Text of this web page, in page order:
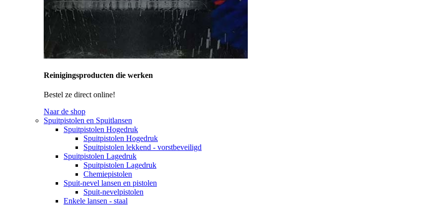
Reinigingsproducten die werken
Bestel ze direct online!
Naar de shop
Spuitpistolen en Spuitlansen
Spuitpistolen Hogedruk
Spuitpistolen Hogedruk
Spuitpistolen lekkend - vorstbeveiligd
Spuitpistolen Lagedruk
Spuitpistolen Lagedruk
Chemiepistolen
Spuit-nevel lansen en pistolen
Spuit-nevelpistolen
Enkele lansen - staal